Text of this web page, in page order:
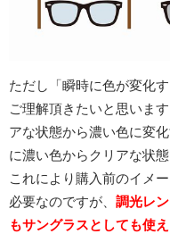
ただし「瞬時に色が変化
ご理解頂きたいと思いま
アな状態から濃い色に変
に濃い色からクリアな状
これにより購入前のイメ
必要なのですが、 調光レ
もサングラスとしても使